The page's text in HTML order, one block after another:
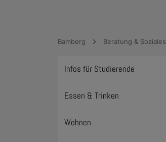
Bamberg Beratung & Soziales
Infos für Studierende
Essen & Trinken
Wohnen